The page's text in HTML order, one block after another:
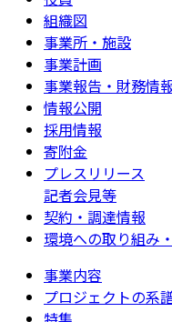
組織図
事業所・施設
事業計画
事業報告・財務情
情報公開
採用情報
寄附金
プレスリリース
記者会見等
契約・調達情報
環境への取り組み
事業内容
プロジェクトの系